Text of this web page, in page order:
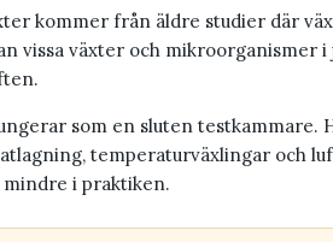
kommer från äldre studier där
vissa växter och mikroorganismer
som en sluten testkammare.
temperaturväxlingar och
i praktiken.